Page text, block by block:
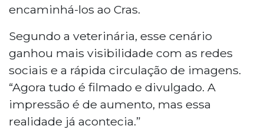
encaminhá-los ao Cras.
Segundo a veterinária, esse cenário
ganhou mais visibilidade com as redes
sociais e a rápida circulação de imagens.
“Agora tudo é filmado e divulgado. A
impressão é de aumento, mas essa
realidade já acontecia.”